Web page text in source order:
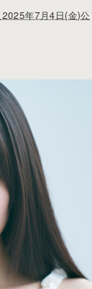
2025年7月4日(金)公